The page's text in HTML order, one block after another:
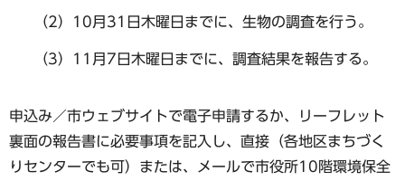
（2）10月31日木曜日までに、生物の調査を行う。
（3）11月7日木曜日までに、調査結果を報告する。
申込み／市ウェブサイトで電子申請するか、リーフレット
裏面の報告書に必要事項を記入し、直接（各地区まちづく
りセンターでも可）または、メールで市役所10階環境保全